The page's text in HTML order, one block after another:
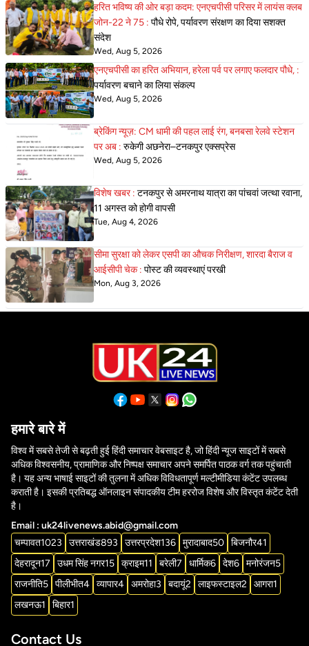
हरित भविष्य की ओर बड़ा कदम: एनएचपीसी परिसर में लायंस क्लब
जोन-22 ने 75 : पौधे रोपे, पर्यावरण संरक्षण का दिया सशक्त
संदेश
Wed, Aug 5, 2026
एनएचपीसी का हरित अभियान, हरेला पर्व पर लगाए फलदार पौधे, :
पर्यावरण बचाने का लिया संकल्प
Wed, Aug 5, 2026
ब्रेकिंग न्यूज़: CM धामी की पहल लाई रंग, बनबसा रेलवे स्टेशन
पर अब : रुकेगी अछनेरा–टनकपुर एक्सप्रेस
Wed, Aug 5, 2026
विशेष खबर : टनकपुर से अमरनाथ यात्रा का पांचवां जत्था रवाना,
11 अगस्त को होगी वापसी
Tue, Aug 4, 2026
सीमा सुरक्षा को लेकर एसपी का औचक निरीक्षण, शारदा बैराज व
आईसीपी चेक : पोस्ट की व्यवस्थाएं परखी
Mon, Aug 3, 2026
हमारे बारे में
विश्व में सबसे तेजी से बढ़ती हुई हिंदी समाचार वेबसाइट है, जो हिंदी न्यूज साइटों में सबसे
अधिक विश्वसनीय, प्रामाणिक और निष्पक्ष समाचार अपने समर्पित पाठक वर्ग तक पहुंचाती
है। यह अन्य भाषाई साइटों की तुलना में अधिक विविधतापूर्ण मल्टीमीडिया कंटेंट उपलब्ध
कराती है। इसकी प्रतिबद्ध ऑनलाइन संपादकीय टीम हररोज विशेष और विस्तृत कंटेंट देती
है।
Email : uk24livenews.abid@gmail.com
चम्पावत1023 उत्तराखंड893 उत्तरप्रदेश136 मुरादाबाद50 बिजनौर41
देहरादून17 उधम सिंह नगर15 क्राइम11 बरेली7 धार्मिक6 देश6 मनोरंजन5
राजनीति5 पीलीभीत4 व्यापार4 अमरोहा3 बदायूं2 लाइफस्टाइल2 आगरा1
लखनऊ1 बिहार1
Contact Us